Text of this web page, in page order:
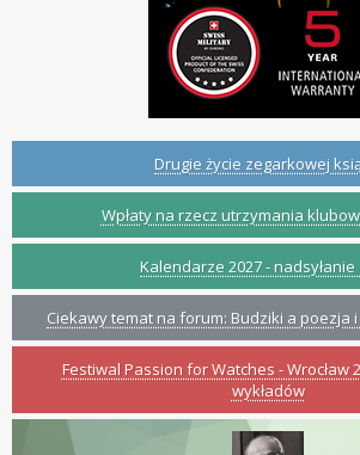
Drugie życie zegarkowej
Wpłaty na rzecz utrzymania
Kalendarze 2027 - nadsyłanie
Ciekawy temat na forum: Budziki a poezja
Festiwal Passion for Watches - Wrocław
wykładów